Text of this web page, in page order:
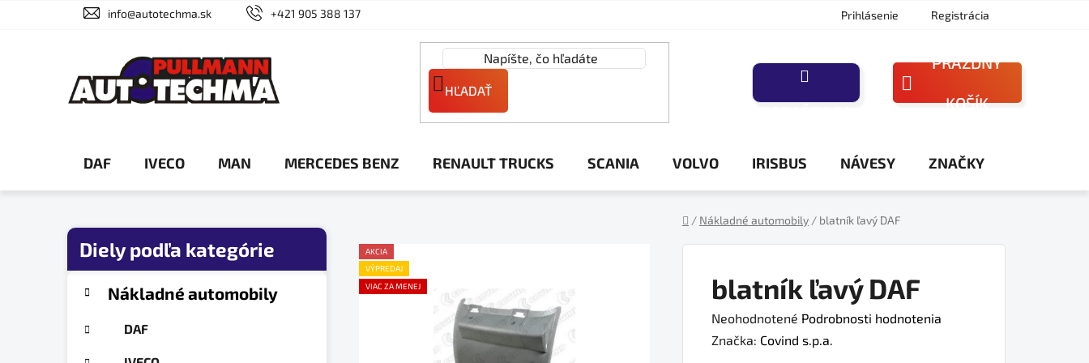
info@autotechma.sk +421 905 388 137 Prihlásenie Registrácia
HĽADAŤ
NÁKUPNÝ
PRÁZDNY
KOŠÍK
DAF IVECO MAN MERCEDES BENZ RENAULT TRUCKS SCANIA VOLVO IRISBUS NÁVESY ZNAČKY
/ Nákladné automobily / blatník ľavý DAF
B
kategórieNákladné automobily
DAF
blatník ľavý DAF
Priemerné
hodnotenie
Neohodnotené Podrobnosti hodnotenia
Značka: Covind s.p.a.
AKCIA
VÝPREDAJ
VIAC ZA MENEJ